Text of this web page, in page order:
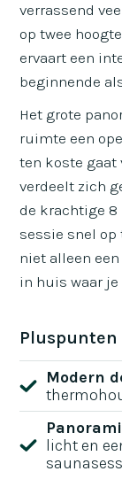
verrassend
op twee
ervaart een
beginnende
Het grote
ruimte een
ten koste gaat
verdeelt zich
de krachtige 8
sessie snel op
niet alleen
in huis waar
Pluspunten
Modern
licht en